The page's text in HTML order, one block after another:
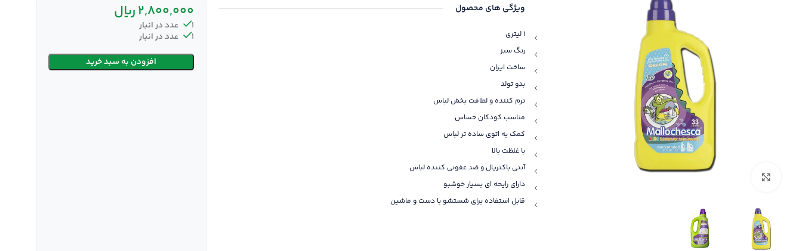
ویژگی های محصول
1 لیتری
رنگ سبز
ساخت ایران
بدو تولد
نرم کننده و لطافت بخش لباس
مناسب کودکان حساس
کمک به اتوی ساده تر لباس
با غلظت بالا
آنتی باکتریال و ضد عفونی کننده لباس
دارای رایحه ای بسیار خوشبو
قابل استفاده برای شستشو با دست و ماشین
2,800,000ریال
1 عدد در انبار
1 عدد در انبار
افزودن به سبد خرید